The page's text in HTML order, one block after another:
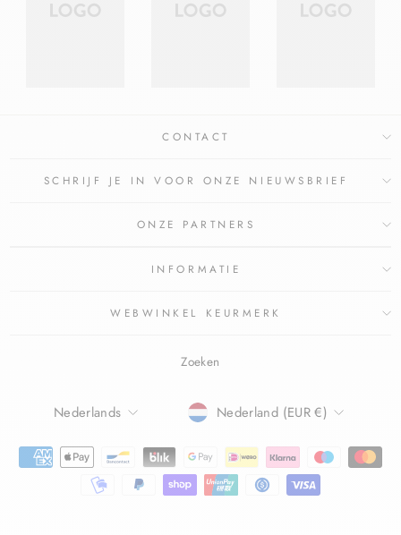
CONTACT
SCHRIJF JE IN VOOR ONZE NIEUWSBRIEF
ONZE PARTNERS
INFORMATIE
WEBWINKEL KEURMERK
Zoeken
TAAL
Nederlands Nederland (EUR €)